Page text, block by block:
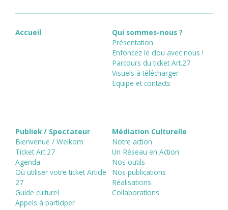
Accueil
Qui sommes-nous ?
Présentation
Enfoncez le clou avec nous !
Parcours du ticket Art.27
Visuels à télécharger
Equipe et contacts
Publiek / Spectateur
Bienvenue / Welkom
Ticket Art.27
Agenda
Où utiliser votre ticket Article
27
Guide culturel
Appels à participer
Médiation Culturelle
Notre action
Un Réseau en Action
Nos outils
Nos publications
Réalisations
Collaborations